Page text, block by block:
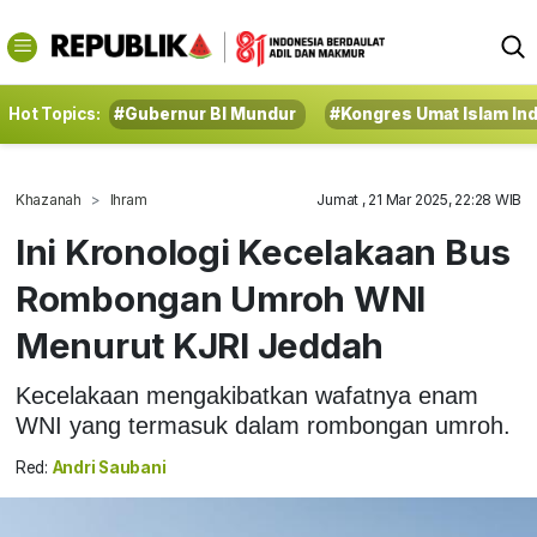
Hot Topics: #Gubernur BI Mundur #Kongres Umat Islam
Khazanah Ihram Jumat , 21 Mar 2025, 22:28 WIB
Ini Kronologi Kecelakaan Bus
Rombongan Umroh WNI
Menurut KJRI Jeddah
Kecelakaan mengakibatkan wafatnya enam
WNI yang termasuk dalam rombongan umroh.
Red: Andri Saubani